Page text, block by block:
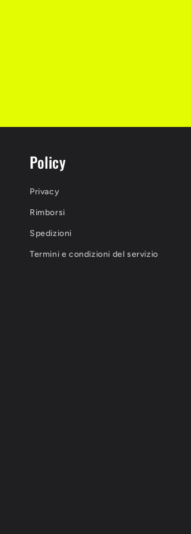
Policy
Privacy
Rimborsi
Spedizioni
Termini e condizioni del servizio